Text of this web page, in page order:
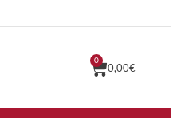
0,00€
0